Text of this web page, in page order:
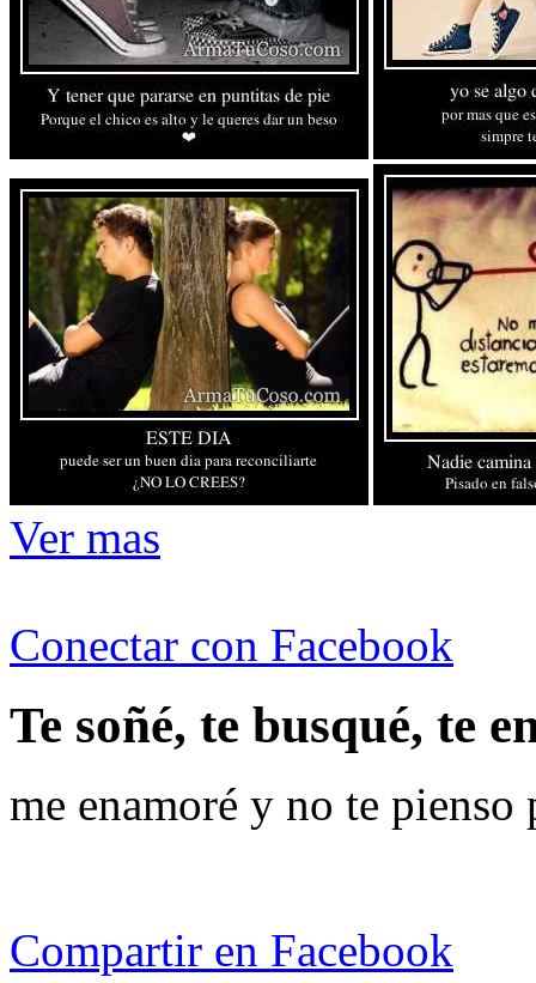
Ver mas
Conectar con Facebook
Te soñé, te busqué, te
me enamoré y no te pienso
Compartir en Facebook